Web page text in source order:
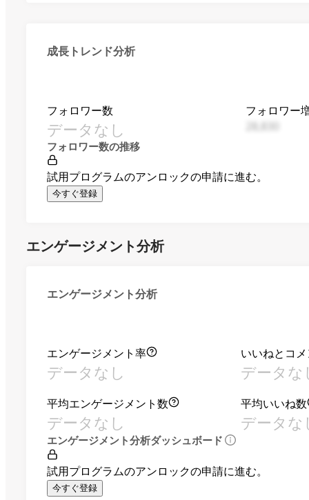
成長トレンド分析
フォロワー数
データなし
フォロワー
フォロワー数の推移
試用プログラムのアンロックの申請に進む。
今すぐ登録
エンゲージメント分析
エンゲージメント分析
エンゲージメント率
データなし
いいねとコ
データな
平均エンゲージメント数
データなし
平均いいね数
データな
エンゲージメント分析ダッシュボード
試用プログラムのアンロックの申請に進む。
今すぐ登録